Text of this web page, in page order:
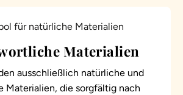
Materialien
ausschließlich natürliche und
Materialien, die sorgfältig nach